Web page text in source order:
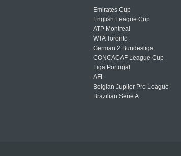
Emirates Cup
English League Cup
ATP Montreal
WTA Toronto
German 2 Bundesliga
CONCACAF League Cup
Liga Portugal
AFL
Belgian Jupiler Pro League
Brazilian Serie A